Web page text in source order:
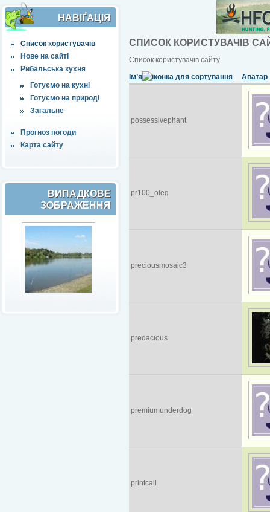
НАВІҐАЦІЯ
Список користувачів
Нове на сайті
Рибальська кухня
Готуємо на кухні
Готуємо на природі
Загальне
Прогноз погоди
Карта сайту
ВИПАДКОВЕ
ЗОБРАЖЕННЯ
СПИСОК КОРИСТУВАЧІВ
Список користувачів сайту
Ім’я
Аватар
possessivephant
pr100_oleg
preciousmosaic3
predacious
premiumunderdog
printcall